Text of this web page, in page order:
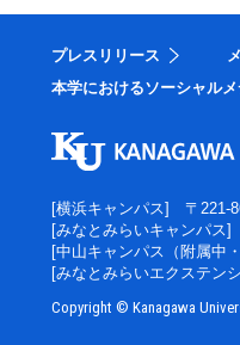
プレスリリース
本学におけるソーシャル
[横浜キャンパス] 〒221-
[みなとみらいキャンパス]
[中山キャンパス（附属中
[みなとみらいエクステン
Copyright © Kanagawa